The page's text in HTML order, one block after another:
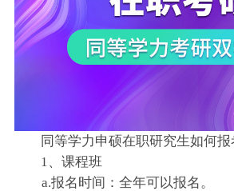
同等学力申硕在职研究生如何报
1、课程班
a.报名时间：全年可以报名。